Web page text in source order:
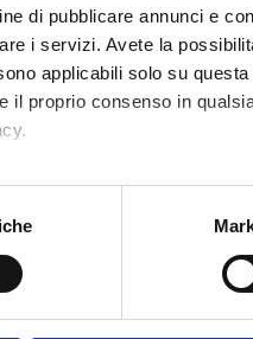
di pubblicare annunci e
i servizi. Avete la
applicabili solo su questa
il proprio consenso in
di qualche metro,